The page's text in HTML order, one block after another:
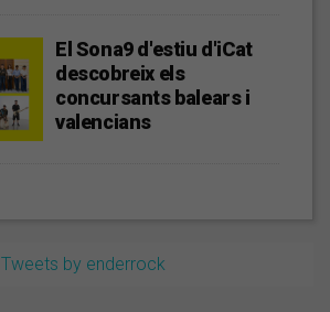
El Sona9 d'estiu d'iCat
descobreix els
concursants balears i
valencians
Tweets by enderrock